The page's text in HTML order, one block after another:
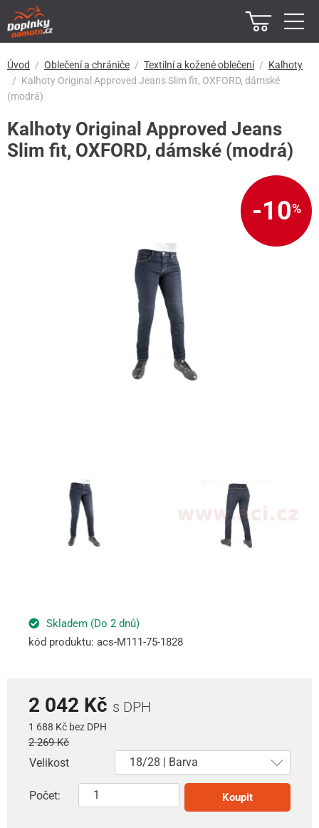
Úvod Oblečení a chrániče Textilní a kožené oblečení
Kalhoty
Kalhoty Original Approved Jeans Slim fit, OXFORD, dámské
(modrá)
Kalhoty Original Approved Jeans
Slim fit, OXFORD, dámské (modrá)
-10%
Skladem (Do 2 dnů)
kód produktu: acs-M111-75-1828
2 042 Kč s DPH
1 688 Kč bez DPH
2 269 Kč
Velikost
Počet: Koupit